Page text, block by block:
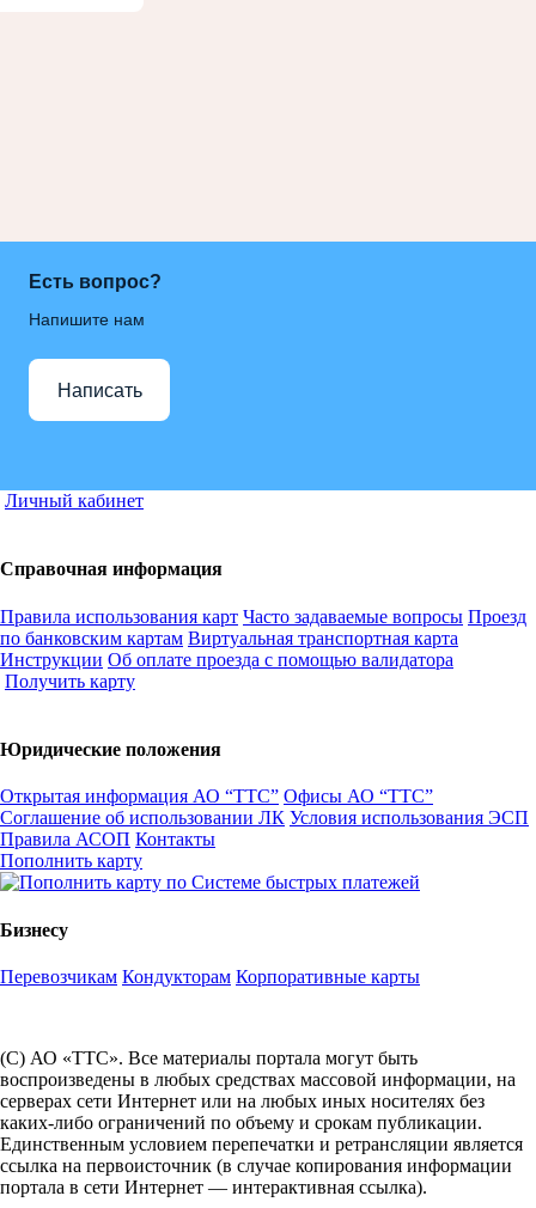
Есть вопрос?
Напишите нам
Написать
Личный кабинет
Справочная информация
Правила использования карт Часто задаваемые вопросы Проезд
по банковским картам Виртуальная транспортная карта
Инструкции Об оплате проезда с помощью валидатора
Получить карту
Юридические положения
Открытая информация АО “ТТС” Офисы АО “ТТС”
Соглашение об использовании ЛК Условия использования ЭСП
Правила АСОП Контакты
Пополнить карту
Бизнесу
Перевозчикам Кондукторам Корпоративные карты
(С) АО «ТТС». Все материалы портала могут быть
воспроизведены в любых средствах массовой информации, на
серверах сети Интернет или на любых иных носителях без
каких-либо ограничений по объему и срокам публикации.
Единственным условием перепечатки и ретрансляции является
ссылка на первоисточник (в случае копирования информации
портала в сети Интернет — интерактивная ссылка).